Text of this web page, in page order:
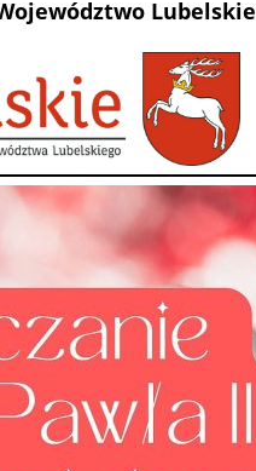
Lubelskie